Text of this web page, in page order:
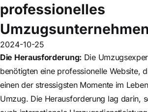
professionelles
Umzugsunternehmen
2024-10-25
Die Herausforderung: Die
benötigten eine professionelle Website,
einen der stressigsten Momente im
Umzug. Die Herausforderung lag darin,